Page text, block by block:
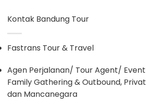
Kontak Bandung Tour
Fastrans Tour & Travel
Agen Perjalanan/ Tour Agent/
Family Gathering & Outbound,
dan Mancanegara